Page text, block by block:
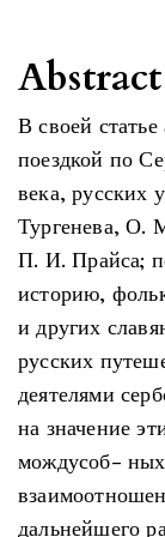
Abstract
В своей
поездкой по
века,
Тургенева, О.
П. И. Прайса;
историю,
и других
русских
деятелями
на значение
мождусоб-
дальнейшего